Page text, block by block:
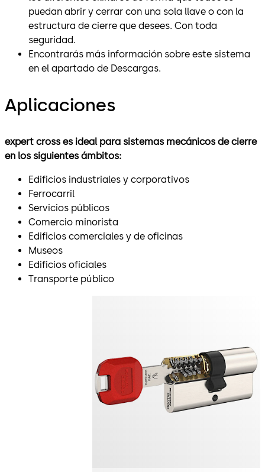
puedan abrir y cerrar con una sola llave o con la
estructura de cierre que desees. Con toda
seguridad.
Encontrarás más información sobre este sistema
en el apartado de Descargas.
Aplicaciones
expert cross es ideal para sistemas mecánicos de cierre
en los siguientes ámbitos:
Edificios industriales y corporativos
Ferrocarril
Servicios públicos
Comercio minorista
Edificios comerciales y de oficinas
Museos
Edificios oficiales
Transporte público